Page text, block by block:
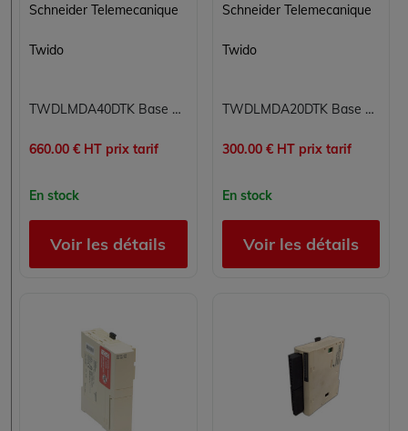
Schneider Telemecanique
Twido
TWDLMDA40DTK Base d'automate extensible Twido Schneider Telemecanique 24 VCC 24 entrées statiques TOR 16 sorties statiques TOR jusqu'à 40 E/S supplémentaires port RS-485
660.00 € HT prix tarif
En stock
Voir les détails
Schneider Telemecanique
Twido
TWDLMDA20DTK Base d'automate extensible Twido Schneider Telemecanique 24V 20 E/S 12 entrées logiques 24 VCC 8 sorties statiques transistor port RS485 écran LCD 32 Ko
300.00 € HT prix tarif
En stock
Voir les détails